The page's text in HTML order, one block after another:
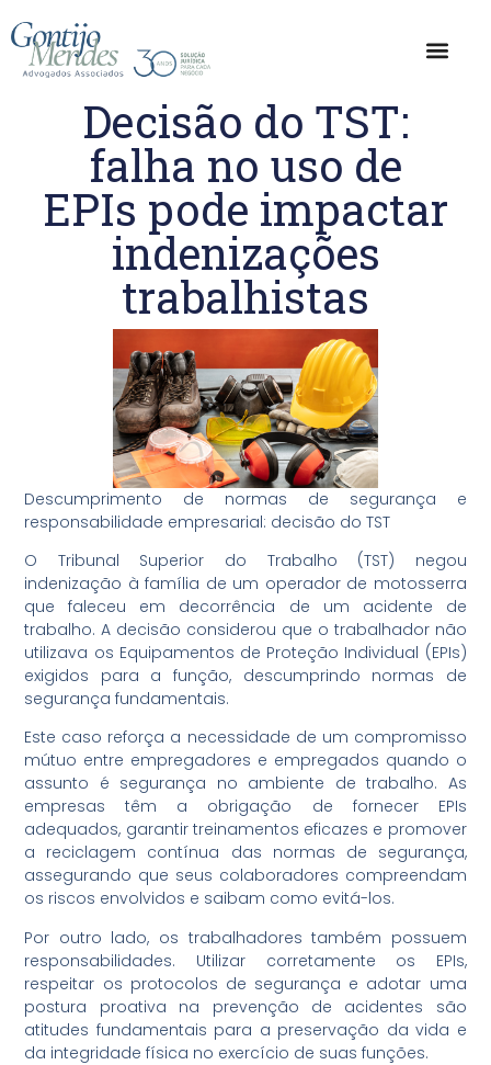
Decisão do TST:
falha no uso de
EPIs pode impactar
indenizações
trabalhistas
Descumprimento de normas de segurança e
responsabilidade empresarial: decisão do TST
O Tribunal Superior do Trabalho (TST) negou
indenização à família de um operador de motosserra
que faleceu em decorrência de um acidente de
trabalho. A decisão considerou que o trabalhador não
utilizava os Equipamentos de Proteção Individual (EPIs)
exigidos para a função, descumprindo normas de
segurança fundamentais.
Este caso reforça a necessidade de um compromisso
mútuo entre empregadores e empregados quando o
assunto é segurança no ambiente de trabalho. As
empresas têm a obrigação de fornecer EPIs
adequados, garantir treinamentos eficazes e promover
a reciclagem contínua das normas de segurança,
assegurando que seus colaboradores compreendam
os riscos envolvidos e saibam como evitá-los.
Por outro lado, os trabalhadores também possuem
responsabilidades. Utilizar corretamente os EPIs,
respeitar os protocolos de segurança e adotar uma
postura proativa na prevenção de acidentes são
atitudes fundamentais para a preservação da vida e
da integridade física no exercício de suas funções.